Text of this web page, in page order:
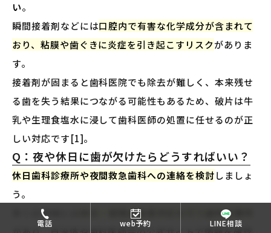
電話 web予約 LINE相談
い。
瞬間接着剤などには口腔内で有害な化学成分が含まれて
おり、粘膜や歯ぐきに炎症を引き起こすリスクがありま
す。
接着剤が固まると歯科医院でも除去が難しく、本来残せ
る歯を失う結果につながる可能性もあるため、破片は牛
乳や生理食塩水に浸して歯科医師の処置に任せるのが正
しい対応です[1]。
Q：夜や休日に歯が欠けたらどうすればいい？
休日歯科診療所や夜間救急歯科への連絡を検討しましょ
う。
多くの地域には
休日・夜間の急患対応を行う歯科診療所